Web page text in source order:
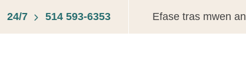
24/7 514 593-6353 Efase tras mwen an